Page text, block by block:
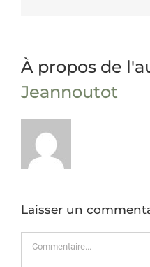
À propos de
Jeannoutot
Laisser un